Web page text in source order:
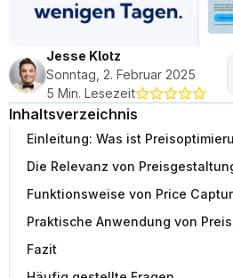
Jesse Klotz
Sonntag, 2. Februar 2025
5 Min. Lesezeit
Inhaltsverzeichnis
Einleitung: Was ist
Die Relevanz von
Funktionsweise von Price
Praktische Anwendung von
Fazit